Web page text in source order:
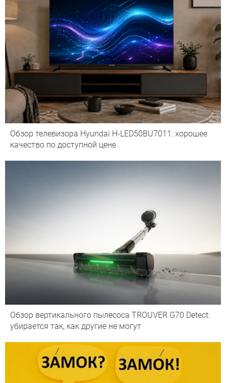
Обзор телевизора Hyundai H-LED50BU7011: хорошее
качество по доступной цене
Обзор вертикального пылесоса TROUVER G70 Detect:
убирается так, как другие не могут